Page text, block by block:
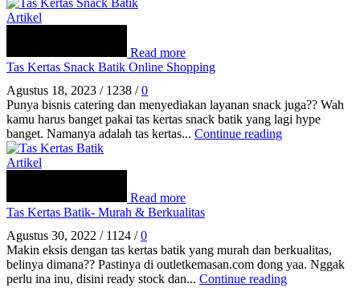
Artikel
Read more
Tas Kertas Snack Batik Online Shopping
Agustus 18, 2023 / 1238 / 0
Punya bisnis catering dan menyediakan layanan snack juga?? Wah
kamu harus banget pakai tas kertas snack batik yang lagi hype
banget. Namanya adalah tas kertas... Continue reading
Artikel
Read more
Tas Kertas Batik- Murah & Berkualitas
Agustus 30, 2022 / 1124 / 0
Makin eksis dengan tas kertas batik yang murah dan berkualitas,
belinya dimana?? Pastinya di outletkemasan.com dong yaa. Nggak
perlu ina inu, disini ready stock dan... Continue reading